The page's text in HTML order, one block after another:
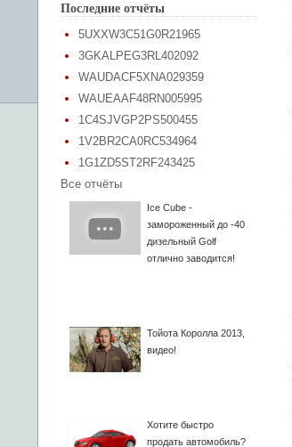
Последние отчёты
5UXXW3C51G0R21965
3GKALPEG3RL402092
WAUDACF5XNA029359
WAUEAAF48RN005995
1C4SJVGP2PS500455
1V2BR2CA0RC534964
1G1ZD5ST2RF243425
Все отчёты
Ice Cube -
замороженный до -40
дизельный Golf
отлично заводится!
Тойота Королла 2013,
видео!
Хотите быстро
продать автомобиль?